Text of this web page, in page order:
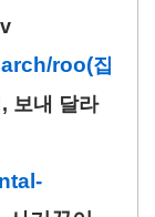
roo(집
보내 달라